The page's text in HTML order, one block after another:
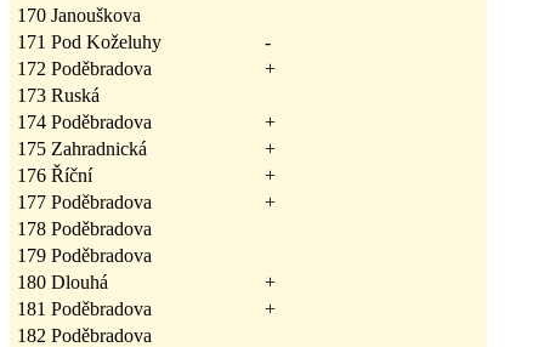
170 Janouškova
171 Pod Koželuhy
-
172 Poděbradova
+
173 Ruská
174 Poděbradova
+
175 Zahradnická
+
176 Říční
+
177 Poděbradova
+
178 Poděbradova
179 Poděbradova
180 Dlouhá
+
181 Poděbradova
+
182 Poděbradova